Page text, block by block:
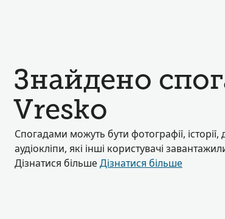
Знайдено
Vresko
Спогадами можуть бути фотографії,
аудіокліпи, які інші користувачі
Дізнатися більше Дізнатися більше